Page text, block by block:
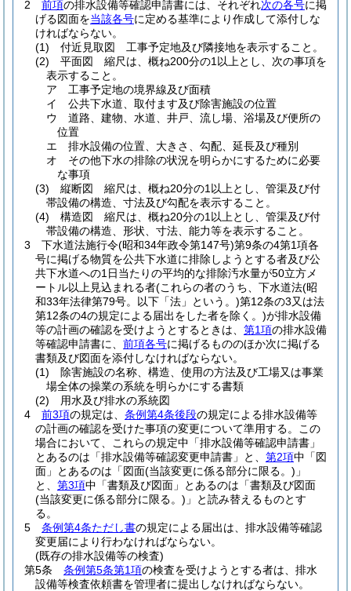
2
前項の排水設備等確認申請書には、それぞれ次の各号に掲
げる図面を当該各号に定める基準により作成して添付しな
ければならない。
(1)
付近見取図 工事予定地及び隣接地を表示すること。
(2)
平面図 縮尺は、概ね200分の1以上とし、次の事項を
表示すること。
ア
工事予定地の境界線及び面積
イ
公共下水道、取付ます及び除害施設の位置
ウ
道路、建物、水道、井戸、流し場、浴場及び便所の
位置
エ
排水設備の位置、大きさ、勾配、延長及び種別
オ
その他下水の排除の状況を明らかにするために必要
な事項
(3)
縦断図 縮尺は、概ね20分の1以上とし、管渠及び付
帯設備の構造、寸法及び勾配を表示すること。
(4)
構造図 縮尺は、概ね20分の1以上とし、管渠及び付
帯設備の構造、形状、寸法、能力等を表示すること。
3
下水道法施行令(昭和34年政令第147号)第9条の4第1項各
号に掲げる物質を公共下水道に排除しようとする者及び公
共下水道への1日当たりの平均的な排除汚水量が50立方メ
ートル以上見込まれる者(これらの者のうち、下水道法(昭
和33年法律第79号。以下「法」という。)第12条の3又は法
第12条の4の規定による届出をした者を除く。)が排水設備
等の計画の確認を受けようとするときは、 第1項の排水設備
等確認申請書に、 前項各号に掲げるもののほか次に掲げる
書類及び図面を添付しなければならない。
(1)
除害施設の名称、構造、使用の方法及び工場又は事業
場全体の操業の系統を明らかにする書類
(2)
用水及び排水の系統図
4
前3項の規定は、 条例第4条後段の規定による排水設備等
の計画の確認を受けた事項の変更について準用する。
この
場合において、これらの規定中「排水設備等確認申請書」
とあるのは「排水設備等確認変更申請書」と、 第2項中「図
面」とあるのは「図面(当該変更に係る部分に限る。) 」
と、 第3項中「書類及び図面」とあるのは「書類及び図面
(当該変更に係る部分に限る。) 」と読み替えるものとす
る。
5
条例第4条ただし書の規定による届出は、排水設備等確認
変更届により行わなければならない。
(既存の排水設備等の検査)
第5条
条例第5条第1項の検査を受けようとする者は、排水
設備等検査依頼書を管理者に提出しなければならない。